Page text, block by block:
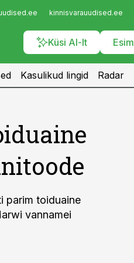
kinnisvarauudised.ee
Küsi AI-lt
Kasulikud lingid Radar
parim toiduaine
vannamei